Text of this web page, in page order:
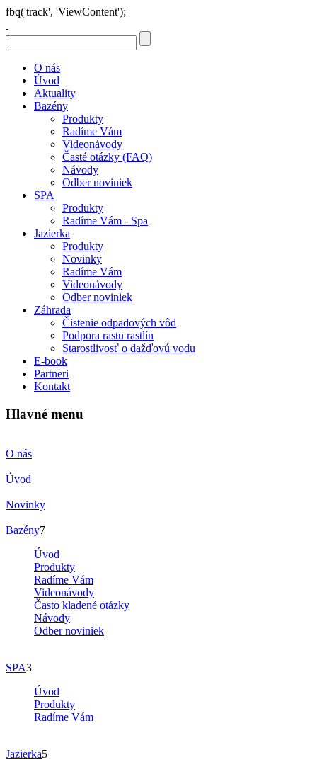
fbq('track', 'ViewContent');
O nás
Úvod
Aktuality
Bazény
Produkty
Radíme Vám
Videonávody
Časté otázky (FAQ)
Návody
Odber noviniek
SPA
Produkty
Radíme Vám - Spa
Jazierka
Produkty
Novinky
Radíme Vám
Videonávody
Odber noviniek
Záhrada
Čistenie odpadových vôd
Podpora rastu rastlín
Starostlivosť o dažďovú vodu
E-book
Partneri
Kontakt
Hlavné menu
O nás
Úvod
Novinky
Bazény7
Úvod
Produkty
Radíme Vám
Videonávody
Často kladené otázky
Návody
Odber noviniek
SPA3
Úvod
Produkty
Radíme Vám
Jazierka5